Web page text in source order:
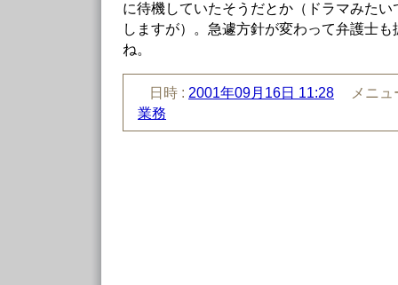
に待機していたそうだとか（ドラマみた
しますが）。急遽方針が変わって弁護士
ね。
日時 : 2001年09月16日 11:28
メニ
業務